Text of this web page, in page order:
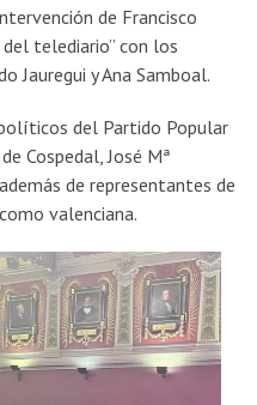
de Francisco
del telediario” con los
Jauregui y Ana Samboal.
del Partido Popular
Cospedal, José Mª
de representantes de
valenciana.